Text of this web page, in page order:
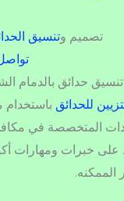
تصميم وتنسيق
حدائق بالدمام
للحدائق
المتخصصة في
على خبرات ومهارات
الممكنه.